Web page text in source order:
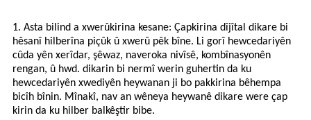
1. Asta bilind a xwerûkirina kesane: Çapkirina dîjîtal dikare bi
hêsanî hilberîna piçûk û xwerû pêk bîne. Li gorî hewcedariyên
cûda yên xerîdar, şêwaz, naveroka nivîsê, kombînasyonên
rengan, û hwd. dikarin bi nermî werin guhertin da ku
hewcedariyên xwediyên heywanan ji bo pakkirina bêhempa
bicîh bînin. Mînakî, nav an wêneya heywanê dikare were çap
kirin da ku hilber balkêştir bibe.